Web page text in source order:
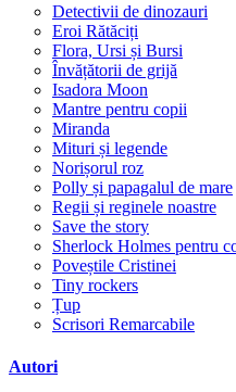
Detectivii de dinozauri
Eroi Rătăciți
Flora, Ursi și Bursi
Învățătorii de grijă
Isadora Moon
Mantre pentru copii
Miranda
Mituri și legende
Norișorul roz
Polly și papagalul de mare
Regii și reginele noastre
Save the story
Sherlock Holmes pentru
Poveștile Cristinei
Tiny rockers
Țup
Scrisori Remarcabile
Autori